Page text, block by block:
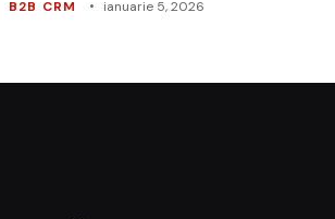
B2B CRM ianuarie 5, 2026